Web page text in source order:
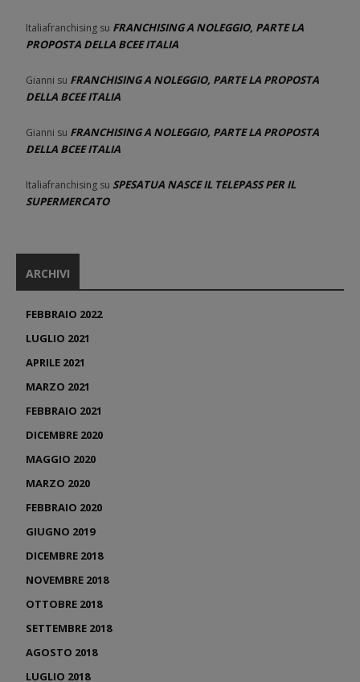
Italiafranchising su FRANCHISING A NOLEGGIO, PARTE LA
PROPOSTA DELLA BCEE ITALIA
Gianni su FRANCHISING A NOLEGGIO, PARTE LA PROPOSTA
DELLA BCEE ITALIA
Gianni su FRANCHISING A NOLEGGIO, PARTE LA PROPOSTA
DELLA BCEE ITALIA
Italiafranchising su SPESATUA NASCE IL TELEPASS PER IL
SUPERMERCATO
ARCHIVI
FEBBRAIO 2022
LUGLIO 2021
APRILE 2021
MARZO 2021
FEBBRAIO 2021
DICEMBRE 2020
MAGGIO 2020
MARZO 2020
FEBBRAIO 2020
GIUGNO 2019
DICEMBRE 2018
NOVEMBRE 2018
OTTOBRE 2018
SETTEMBRE 2018
AGOSTO 2018
LUGLIO 2018